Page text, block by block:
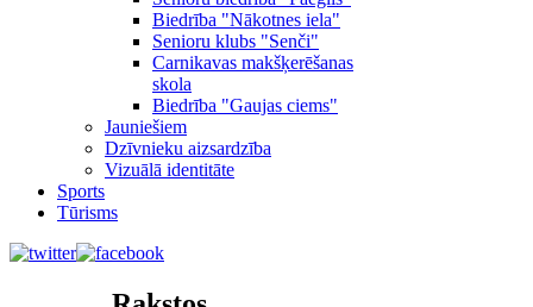
Biedrība "Nākotnes iela"
Senioru klubs "Senči"
Carnikavas makšķerēšanas
skola
Biedrība "Gaujas ciems"
Jauniešiem
Dzīvnieku aizsardzība
Vizuālā identitāte
Sports
Tūrisms